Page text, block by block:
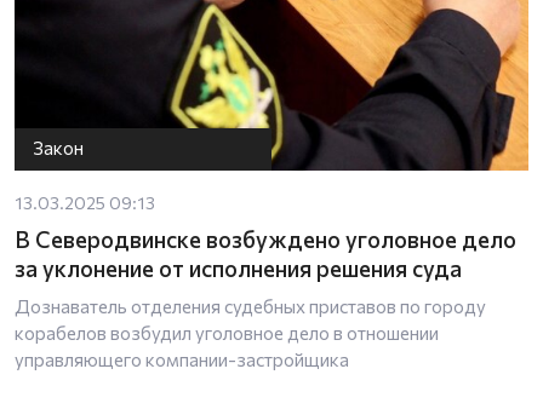
Закон
13.03.2025 09:13
В Северодвинске возбуждено уголовное дело
за уклонение от исполнения решения суда
Дознаватель отделения судебных приставов по городу
корабелов возбудил уголовное дело в отношении
управляющего компании-застройщика